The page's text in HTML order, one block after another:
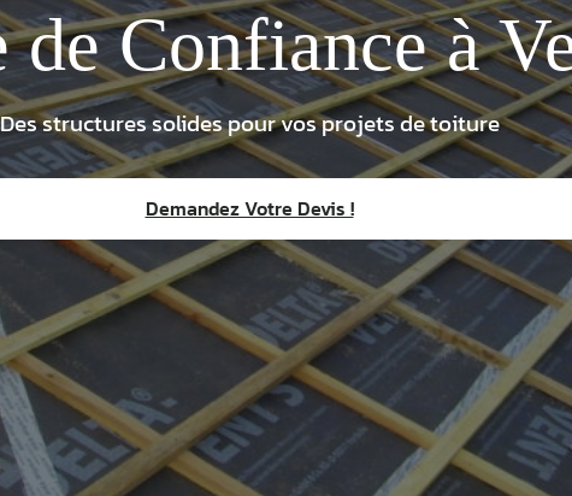
de Confiance à
Des structures solides pour vos projets de toiture
Demandez Votre Devis !